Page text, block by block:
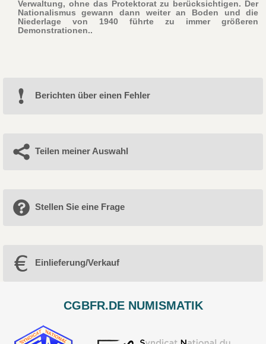
Verwaltung, ohne das Protektorat zu berücksichtigen. Der
Nationalismus gewann dann weiter an Boden und die
Niederlage von 1940 führte zu immer größeren
Demonstrationen..
Berichten über einen Fehler
Teilen meiner Auswahl
Stellen Sie eine Frage
Einlieferung/Verkauf
CGBFR.DE NUMISMATIK